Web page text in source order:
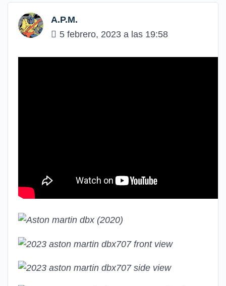
A.P.M.
5 febrero, 2023 a las 19:58